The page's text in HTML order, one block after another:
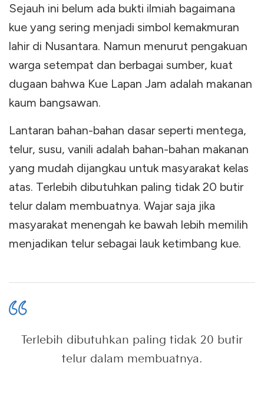
Sejauh ini belum ada bukti ilmiah bagaimana
kue yang sering menjadi simbol kemakmuran
lahir di Nusantara. Namun menurut pengakuan
warga setempat dan berbagai sumber, kuat
dugaan bahwa Kue Lapan Jam adalah makanan
kaum bangsawan.
Lantaran bahan-bahan dasar seperti mentega,
telur, susu, vanili adalah bahan-bahan makanan
yang mudah dijangkau untuk masyarakat kelas
atas. Terlebih dibutuhkan paling tidak 20 butir
telur dalam membuatnya. Wajar saja jika
masyarakat menengah ke bawah lebih memilih
menjadikan telur sebagai lauk ketimbang kue.
Terlebih dibutuhkan paling tidak 20 butir
telur dalam membuatnya.